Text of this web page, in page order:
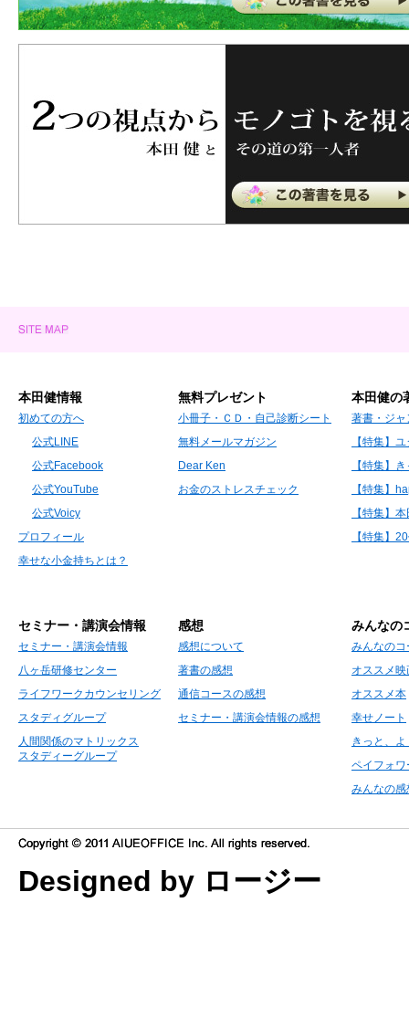
本田健情報
初めての方へ
公式LINE
公式Facebook
公式YouTube
公式Voicy
プロフィール
幸せな小金持ちとは？
無料プレゼント
小冊子・ＣＤ・自己診断シート
無料メールマガジン
Dear Ken
お金のストレスチェック
本田健の
著書・ジャ
【特集】
【特集】
【特集】
【特集】
【特集】
セミナー・講演会情報
セミナー・講演会情報
八ヶ岳研修センター
ライフワークカウンセリング
スタディグループ
人間関係のマトリックス
スタディーグループ
感想
感想について
著書の感想
通信コースの感想
セミナー・講演会情報の感想
みんなの
みんなの
オススメ映
オススメ本
幸せノート
きっと、
ペイフォワ
みんなの感
Designed by ロージー